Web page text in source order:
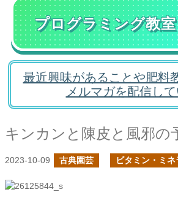
プログラミング教室
最近興味があることや肥料
メルマガを配信し
キンカンと陳皮と風邪の
2023-10-09 古典園芸 ビタミン・ミ